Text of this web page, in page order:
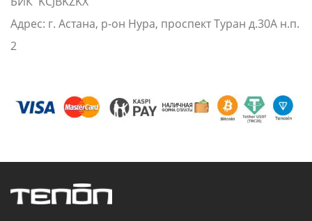
Адрес: г. Астана, р-он Нура, проспект Туран д.30А н.п.
2